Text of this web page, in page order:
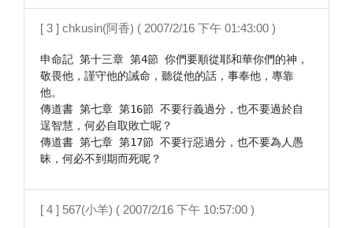
[ 3 ] chkusin(阿香) ( 2007/2/16 下午 01:43:00 )
申命記 第十三章 第4節 你們要順從耶和華你們的神，
敬畏他，謹守他的誡命，聽從他的話，事奉他，專靠
他。
傳道書 第七章 第16節 不要行義過分，也不要過於自
逞智慧，何必自取敗亡呢？
傳道書 第七章 第17節 不要行惡過分，也不要為人愚
[ 4 ] 567(小羊) ( 2007/2/16 下午 10:57:00 )